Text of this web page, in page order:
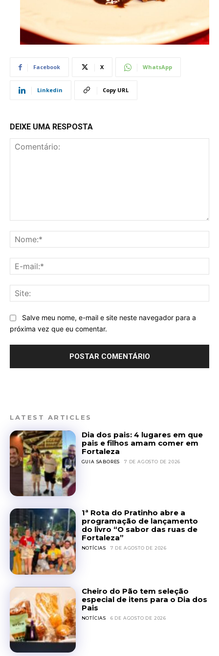
Facebook X WhatsApp
Linkedin Copy URL
DEIXE UMA RESPOSTA
Salve meu nome, e-mail e site neste navegador para a
próxima vez que eu comentar.
LATEST ARTICLES
Dia dos pais: 4 lugares em que
pais e filhos amam comer em
Fortaleza
GUIA SABORES 7 DE AGOSTO DE 2026
1ª Rota do Pratinho abre a
programação de lançamento
do livro “O sabor das ruas de
Fortaleza”
NOTÍCIAS 7 DE AGOSTO DE 2026
Cheiro do Pão tem seleção
especial de itens para o Dia dos
Pais
NOTÍCIAS 6 DE AGOSTO DE 2026